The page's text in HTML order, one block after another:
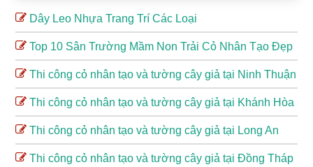
Dây Leo Nhựa Trang Trí Các Loại
Top 10 Sân Trường Mầm Non Trải Cỏ Nhân Tạo Đẹp
Thi công cỏ nhân tạo và tường cây giả tại Ninh Thuận
Thi công cỏ nhân tạo và tường cây giả tại Khánh Hòa
Thi công cỏ nhân tạo và tường cây giả tại Long An
Thi công cỏ nhân tạo và tường cây giả tại Đồng Tháp